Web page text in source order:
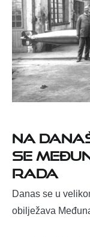
Na
se
rada
Danas se u
obilježava